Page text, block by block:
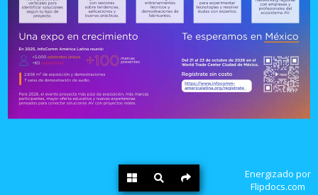
Energizado por
Flipdocs.com